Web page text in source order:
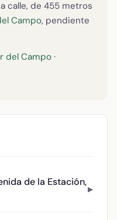
calle, de 455 metros
Campo, pendiente
del Campo ·
de la Estación,